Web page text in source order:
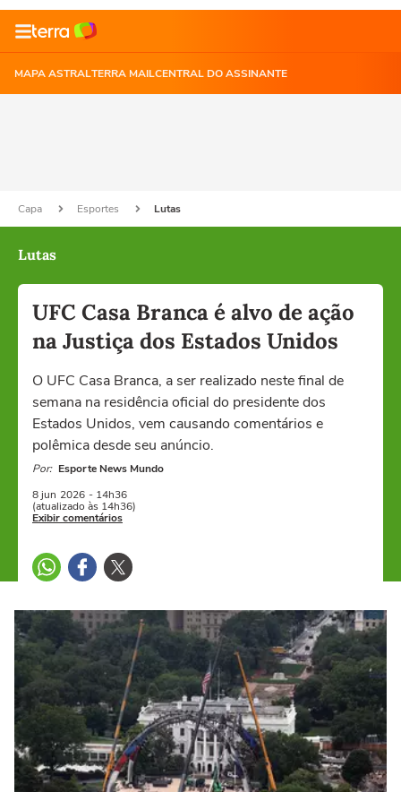
MAPA ASTRALTERRA MAILCENTRAL DO ASSINANTE
Capa Esportes Lutas
Lutas
UFC Casa Branca é alvo de ação
na Justiça dos Estados Unidos
O UFC Casa Branca, a ser realizado neste final de
semana na residência oficial do presidente dos
Estados Unidos, vem causando comentários e
polêmica desde seu anúncio.
Por: Esporte News Mundo
8 jun 2026 - 14h36
(atualizado às 14h36)
Exibir comentários